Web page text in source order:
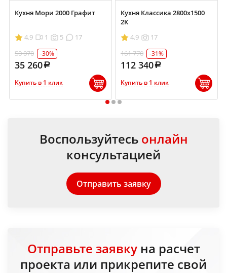
Кухня Мори 2000 Графит
4.9 1 5
17
50 070
-30%
35 260
Купить в 1 клик
Кухня Классика 2800х1500
2К
4.9
17
161 770
-31%
112 340
Купить в 1 клик
1 2 3
Воспользуйтесь онлайн
консультацией
Отправить заявку
Отправьте заявкуна расчет
проекта или прикрепите свой